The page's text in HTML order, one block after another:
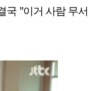
국 "이거 사람 무서